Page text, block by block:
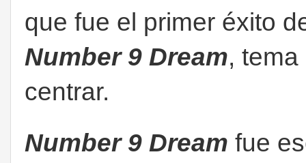
que fue el primer éxito
Number 9 Dream,
centrar.
Number 9 Dream fue